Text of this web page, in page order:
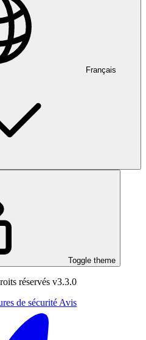
Français
Toggle theme
réservés v3.3.0
de sécurité Avis